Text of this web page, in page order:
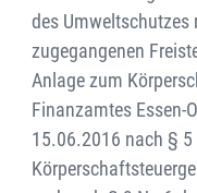
des Umweltschutzes
zugegangenen
Anlage zum
Finanzamtes
15.06.2016 nach § 5